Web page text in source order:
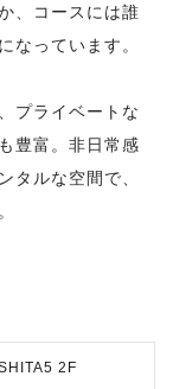
、コースには誰
なっています。
プライベートな
豊富。非日常感
タルな空間で、
2F